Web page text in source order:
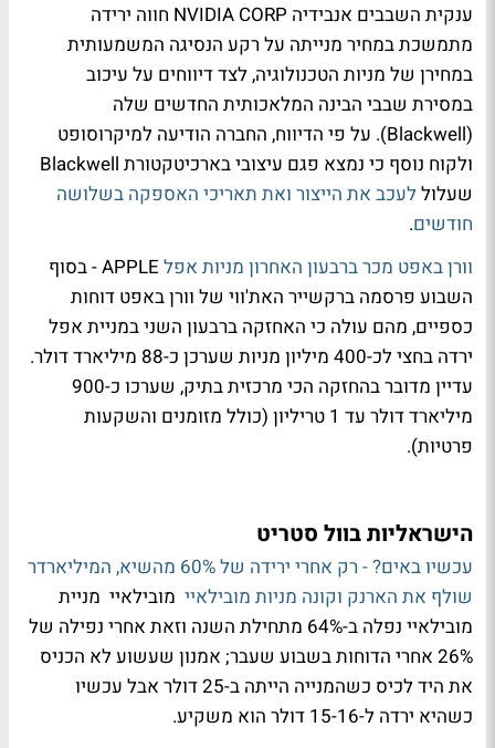
ענקית השבבים אנבידיה NVIDIA CORP חווה ירידה
מתמשכת במחיר מנייתה על רקע הנסיגה המשמעותית
במחירן של מניות הטכנולוגיה, לצד דיווחים על עיכוב
במסירת שבבי הבינה המלאכותית החדשים שלה
(Blackwell). על פי הדיווח, החברה הודיעה למיקרוסופט
ולקוח נוסף כי נמצא פגם עיצובי בארכיטקטורת Blackwell
שעלול לעכב את הייצור ואת תאריכי האספקה בשלושה
חודשים.
וורן באפט מכר ברבעון האחרון מניות אפל
APPLE - בסוף
השבוע פרסמה ברקשייר האת'ווי של וורן באפט דוחות
כספיים, מהם עולה כי האחזקה ברבעון השני במניית אפל
ירדה בחצי לכ-400 מיליון מניות שערכן כ-88 מיליארד דולר.
עדיין מדובר בהחזקה הכי מרכזית בתיק, שערכו כ-900
מיליארד דולר עד 1 טריליון (כולל מזומנים והשקעות
פרטיות).
הישראליות בוול סטריט
עכשיו באים? - רק אחרי ירידה של 60% מהשיא, המיליארדר
שולף את הארנק וקונה מניות מובילאיי מובילאיי מניית
מובילאיי נפלה ב-64% מתחילת השנה וזאת אחרי נפילה של
26% אחרי הדוחות בשבוע שעבר; אמנון שעשוע לא הכניס
את היד לכיס כשהמנייה הייתה ב-25 דולר אבל עכשיו
כשהיא ירדה ל-15-16 דולר הוא משקיע.